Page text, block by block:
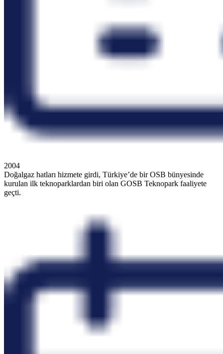
2004
Doğalgaz hatları hizmete girdi, Türkiye’de bir OSB bünyesinde
kurulan ilk teknoparklardan biri olan GOSB Teknopark faaliyete
geçti.